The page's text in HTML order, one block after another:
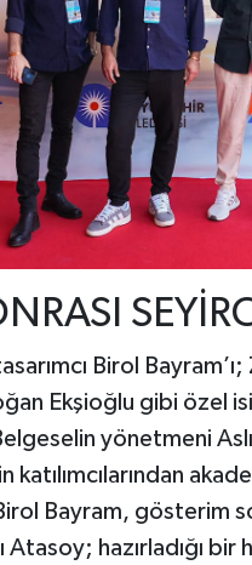
Birol
Ekşioğlu gibi özel
yönetmeni
katılımcılarından
Bayram, gösterim
hazırladığı bir